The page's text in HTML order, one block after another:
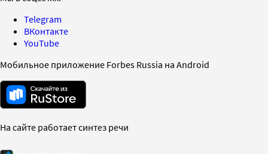
Telegram
ВКонтакте
YouTube
Мобильное приложение Forbes Russia на Android
На сайте работает синтез речи